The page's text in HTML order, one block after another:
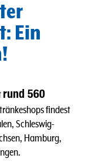
Ein
rund 560
findest
Schleswig-
Hamburg,